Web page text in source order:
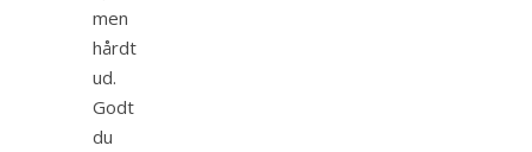
men
hårdt
ud.
Godt
du